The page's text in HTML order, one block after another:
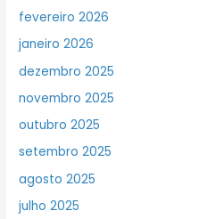
fevereiro 2026
janeiro 2026
dezembro 2025
novembro 2025
outubro 2025
setembro 2025
agosto 2025
julho 2025